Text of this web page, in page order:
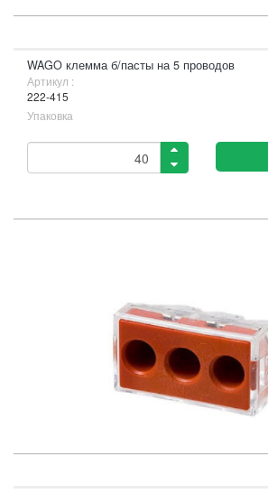
WAGO клемма б/пасты на 5 проводов
Артикул :
222-415
Упаковка